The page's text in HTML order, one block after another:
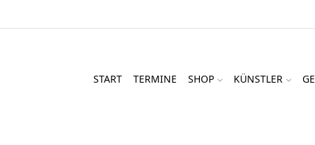
START TERMINE SHOP KÜNSTLER